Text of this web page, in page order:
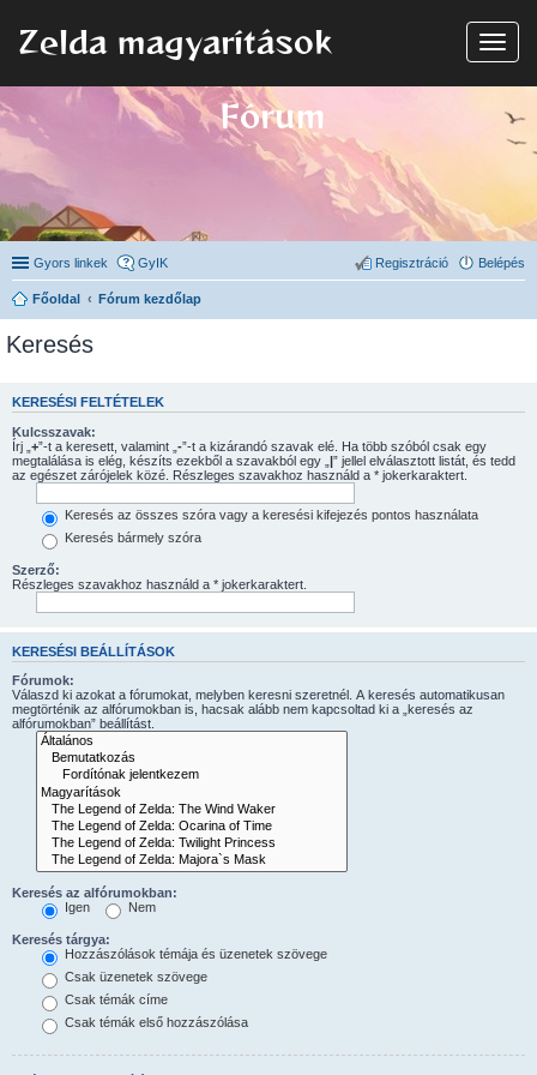
N
a
Zelda magyarítások
Fórum
Gyors linkek GyIK Belépés
Regisztráció
Főoldal Fórum kezdőlap
Keresés
KERESÉSI FELTÉTELEK
Kulcsszavak:
Írj „ +”-t a keresett, valamint „ -”-t a kizárandó szavak elé. Ha több szóból csak egy
megtalálása is elég, készíts ezekből a szavakból egy „ |” jellel elválasztott listát, és tedd
az egészet zárójelek közé. Részleges szavakhoz használd a * jokerkaraktert.
Keresés az összes szóra vagy a keresési kifejezés pontos használata
Keresés bármely szóra
Szerző:
Részleges szavakhoz használd a * jokerkaraktert.
KERESÉSI BEÁLLÍTÁSOK
Fórumok:
Válaszd ki azokat a fórumokat, melyben keresni szeretnél. A keresés automatikusan
megtörténik az alfórumokban is, hacsak alább nem kapcsoltad ki a „keresés az
alfórumokban” beállítást.
Keresés az alfórumokban:
Igen
Nem
Keresés tárgya:
Hozzászólások témája és üzenetek szövege
Csak üzenetek szövege
Csak témák címe
Csak témák első hozzászólása